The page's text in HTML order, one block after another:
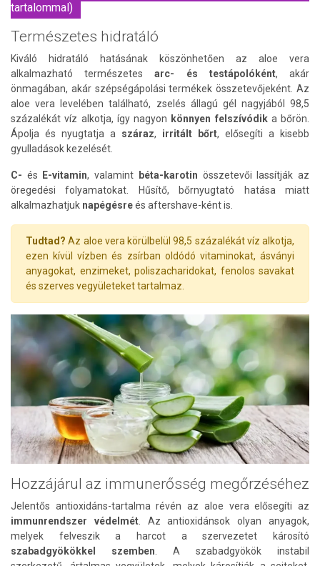
tartalommal)
Természetes hidratáló
Kiváló hidratáló hatásának köszönhetően az aloe vera
alkalmazható természetes arc- és testápolóként, akár
önmagában, akár szépségápolási termékek összetevőjeként. Az
aloe vera levelében található, zselés állagú gél nagyjából 98,5
százalékát víz alkotja, így nagyon könnyen felszívódik a bőrön.
Ápolja és nyugtatja a száraz, irritált bőrt, elősegíti a kisebb
gyulladások kezelését.
C- és E-vitamin, valamint béta-karotin összetevői lassítják az
öregedési folyamatokat. Hűsítő, bőrnyugtató hatása miatt
alkalmazhatjuk napégésreés aftershave-ként is.
Tudtad? Az aloe vera körülbelül 98,5 százalékát víz alkotja,
ezen kívül vízben és zsírban oldódó vitaminokat, ásványi
anyagokat, enzimeket, poliszacharidokat, fenolos savakat
és szerves vegyületeket tartalmaz.
Hozzájárul az immunerősség megőrzéséhez
Jelentős antioxidáns-tartalma révén az aloe vera elősegíti az
immunrendszer védelmét. Az antioxidánsok olyan anyagok,
melyek felveszik a harcot a szervezetet károsító
szabadgyökökkel
szemben . A szabadgyökök instabil